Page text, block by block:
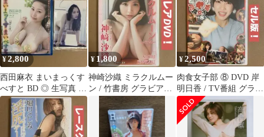
¥2,800
西田麻衣 まいまっくす
べすと BD ◎ 生写真 /
グラビアアイドルDVD
¥ 1,800
神崎沙織 ミラクルムー
ン / 竹書房 グラビアア
イドルDVD イメージ
¥2,500
肉食女子部 ⑧ DVD 岸
明日香 / TV番組 グラビ
アアイドル バラエティ